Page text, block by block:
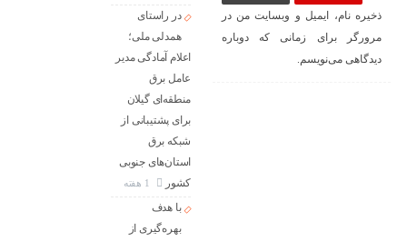
ذخیره نام، ایمیل و وبسایت من در
مرورگر برای زمانی که دوباره
دیدگاهی می‌نویسم.
در راستای
همدلی ملی؛
اعلام آمادگی مدیر
عامل برق
منطقه‌ای گیلان
برای پشتیبانی از
شبكه برق
استان‌های جنوبی
كشور
با هدف
بهره‌گیری از